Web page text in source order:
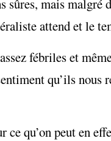
mais malgré
attend et le
fébriles et
qu’ils
ce qu’on peut en